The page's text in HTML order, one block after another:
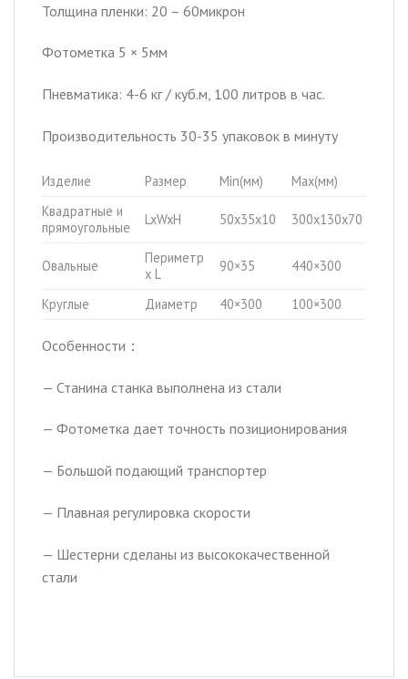
Толщина пленки: 20 – 60микрон
Фотометка 5 × 5мм
Пневматика: 4-6 кг / куб.м, 100 литров в час.
Производительность 30-35 упаковок в минуту
Изделие Размер Min(мм)
Max(мм)
Квадратные и
прямоугольные
LxWxH 50x35x10 300x130x70
Овальные
Периметр
x L
90×35 440×300
Круглые Диаметр 40×300 100×300
Особенности：
— Станина станка выполнена из стали
— Фотометка дает точность позиционирования
— Большой подающий транспортер
— Плавная регулировка скорости
— Шестерни сделаны из высококачественной
стали